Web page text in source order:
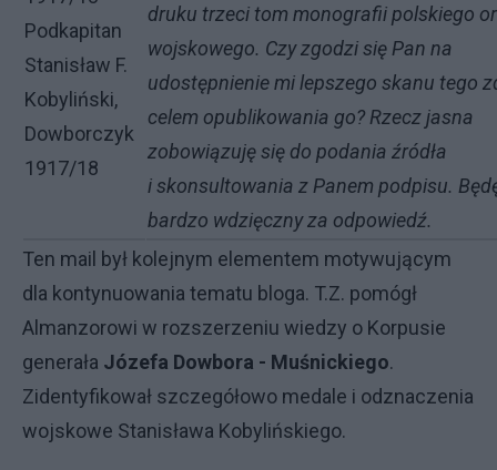
Podkapitan
Stanisław F.
Kobyliński,
Dowborczyk
1917/18
druku trzeci tom monografii polskiego
wojskowego. Czy zgodzi się Pan na
udostępnienie mi lepszego skanu tego
celem opublikowania go? Rzecz jasna
zobowiązuję się do podania źródła
i skonsultowania z Panem podpisu.
bardzo wdzięczny za odpowiedź.
Ten mail był kolejnym elementem motywującym
dla kontynuowania tematu bloga. T.Z. pomógł
Almanzorowi w rozszerzeniu wiedzy o Korpusie
generała Józefa Dowbora - Muśnickiego.
Zidentyfikował szczegółowo medale i odznaczenia
wojskowe Stanisława Kobylińskiego.